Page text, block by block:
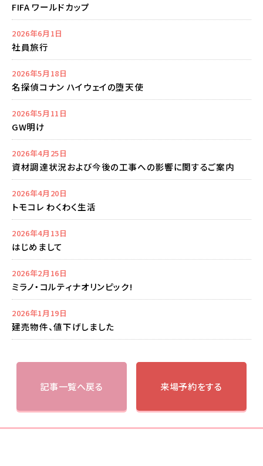
FIFA ワールドカップ
2026年6月1日
社員旅行
2026年5月18日
名探偵コナン ハイウェイの堕天使
2026年5月11日
GW明け
2026年4月25日
資材調達状況および今後の工事への影響に関するご案内
2026年4月20日
トモコレ わくわく生活
2026年4月13日
はじめまして
2026年2月16日
ミラノ・コルティナオリンピック!
2026年1月19日
建売物件、値下げしました
記事一覧へ戻る 来場予約をする